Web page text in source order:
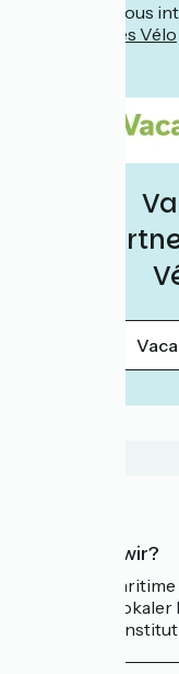
Ce séjour vous
Vacances Vélo
Wer sind wir?
Die
Netzwerk